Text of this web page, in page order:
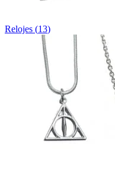
Relojes (13)